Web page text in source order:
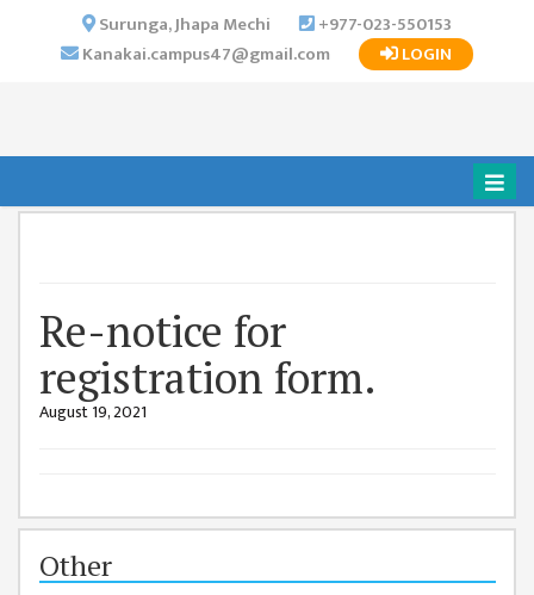
INSTITUTIONAL
MAJOR
STRATEGIES
ORGANIZATIONAL
STRUCTURE
ISSUES &
CHALLENGES
Surunga, Jhapa Mechi
+977-023-550153
Kanakai.campus47@gmail.com
LOGIN
Re-notice for
registration form.
August 19, 2021
Other